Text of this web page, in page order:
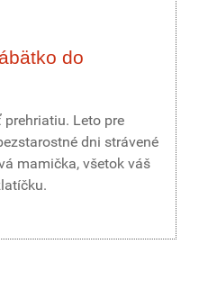
do
Leto pre
dni strávené
mamička, všetok váš